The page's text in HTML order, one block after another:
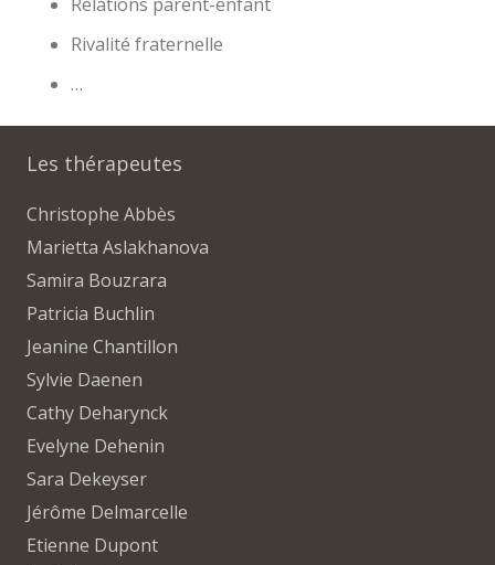
Rivalité fraternelle
…
Les thérapeutes
Christophe Abbès
Marietta Aslakhanova
Samira Bouzrara
Patricia Buchlin
Jeanine Chantillon
Sylvie Daenen
Cathy Deharynck
Evelyne Dehenin
Sara Dekeyser
Jérôme Delmarcelle
Etienne Dupont